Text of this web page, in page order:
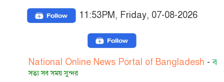
11:53PM, Friday, 07-08-2026
Online News Portal of Bangladesh-
সব সময় সুন্দর